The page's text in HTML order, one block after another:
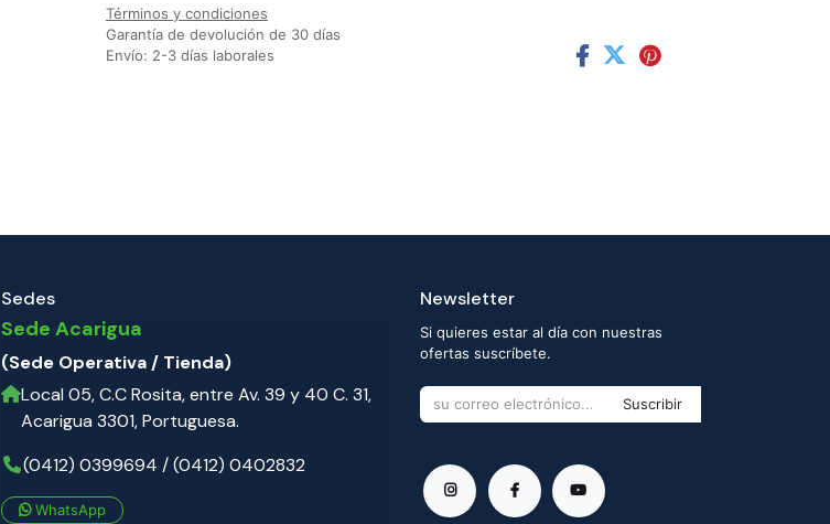
Términos y condiciones
Garantía de devolución de 30 días
Envío: 2-3 días laborales
Sedes
Sede Acarigua
(Sede Operativa / Tienda)
Local 05, C.C Rosita, entre Av. 39 y 40 C. 31,
Acarigua 3301, Portuguesa.
(0412) 0399694 / (0412) 0402832
WhatsApp
Newsletter
Si quieres estar al día con nuestras
ofertas suscríbete.
Suscribir